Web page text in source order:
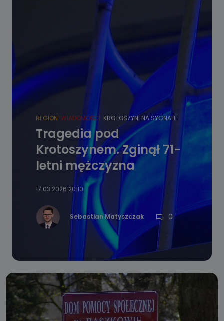
REGION WIADOMOŚCI KROTOSZYN NA SYGNALE
Tragedia pod
Krotoszynem. Zginął 71-
letni mężczyzna
17.03.2026 20:10
Sebastian Matyszczak 0